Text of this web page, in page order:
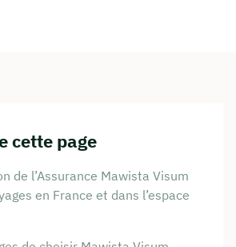
cette page
de l’Assurance Mawista Visum
en France et dans l’espace